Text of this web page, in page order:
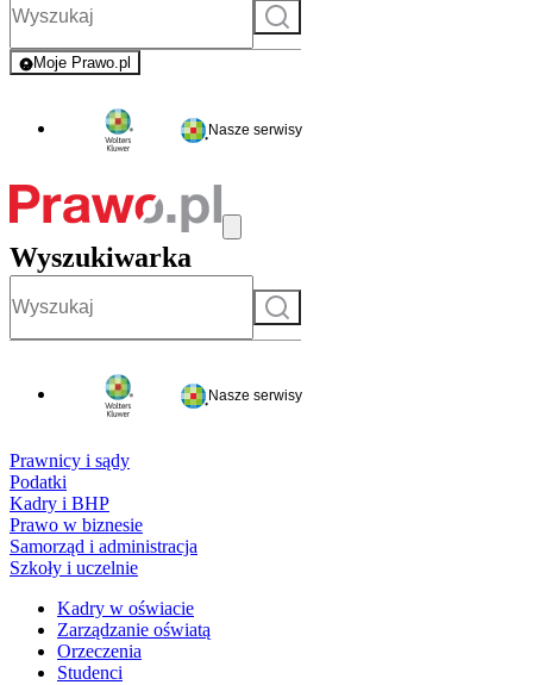
Szukaj
Moje Prawo.pl
- rejestracja i logowanie do serwisu
Nasze serwisy
Wyszukiwarka
Szukaj
Nasze serwisy
Prawnicy i sądy
Podatki
Kadry i BHP
Prawo w biznesie
Samorząd i administracja
Szkoły i uczelnie
Kadry w oświacie
Zarządzanie oświatą
Orzeczenia
Studenci